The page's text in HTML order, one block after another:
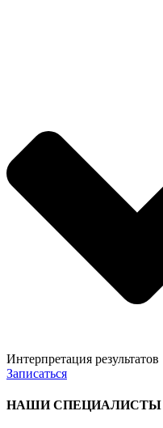
Интерпретация результатов
Записаться
НАШИ СПЕЦИАЛИСТЫ